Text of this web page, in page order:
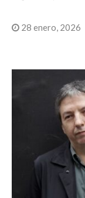
28 enero, 2026